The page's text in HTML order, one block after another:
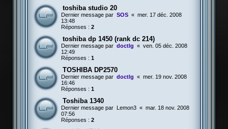
toshiba studio 20
Dernier message par SOS « mer. 17 déc. 2008
13:48
Réponses : 2
toshiba dp 1450 (rank dc 214)
Dernier message par doctlg « ven. 05 déc. 2008
12:49
Réponses : 1
TOSHIBA DP2570
Dernier message par doctlg « mer. 19 nov. 2008
16:46
Réponses : 1
Toshiba 1340
Dernier message par Lemon3 « mar. 18 nov. 2008
07:56
Réponses : 2